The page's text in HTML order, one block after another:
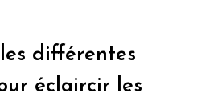
différentes
éclaircir les